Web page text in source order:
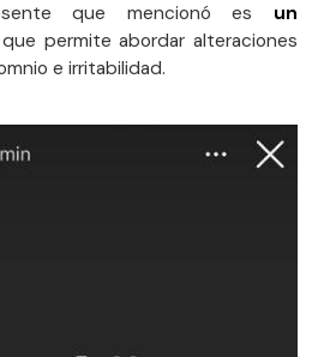
que mencionó es un
permite abordar alteraciones
e irritabilidad.